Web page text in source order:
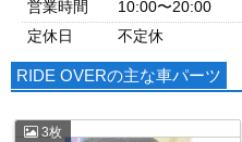
営業時間
10:00〜20:00
定休日
不定休
RIDE OVERの主な車パーツ
3枚